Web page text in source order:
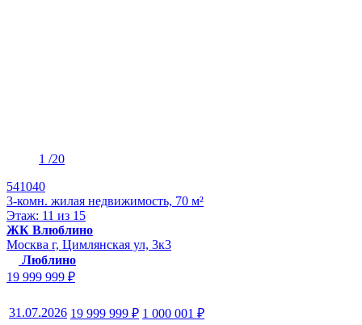
1 /20
541040
3-комн. жилая недвижимость, 70 м²
Этаж: 11 из 15
ЖК Влюблино
Москва г, Цимлянская ул, 3к3
Люблино
19 999 999 ₽
31.07.2026 19 999 999 ₽ 1 000 001 ₽